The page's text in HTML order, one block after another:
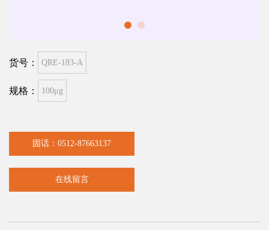
货号： QRE-183-A
规格： 100μg
固话：0512-87663137
在线留言